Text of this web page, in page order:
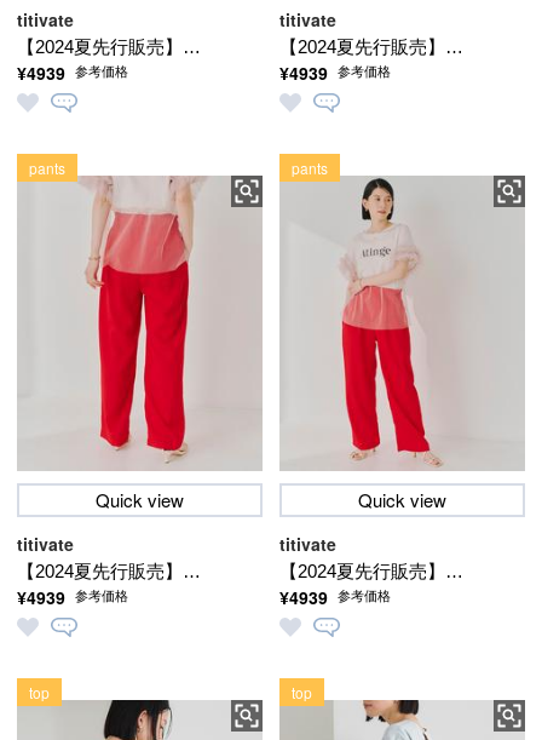
【2024夏先行販売】★
タック入りリラックス
ワイドパンツ【メール
titivate
¥4939 参考価格
【2024夏先行販売】★
タック入りリラックス
ワイドパンツ【メール
titivate
¥4939 参考価格
Quick view
【2024夏先行販売】★
タック入りリラックス
ワイドパンツ【メール
titivate
¥4939 参考価格
pants
Quick view
【2024夏先行販売】★
タック入りリラックス
ワイドパンツ【メール
titivate
¥4939 参考価格
pants
top top